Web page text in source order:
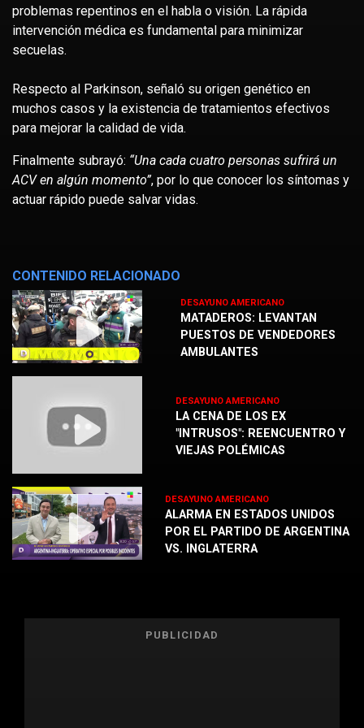
problemas repentinos en el habla o visión. La rápida
intervención médica es fundamental para minimizar
secuelas.
Respecto al Parkinson, señaló su origen genético en
muchos casos y la existencia de tratamientos efectivos
para mejorar la calidad de vida.
Finalmente subrayó: “Una cada cuatro personas sufrirá un
ACV en algún momento”, por lo que conocer los síntomas y
actuar rápido puede salvar vidas.
CONTENIDO RELACIONADO
DESAYUNO AMERICANO
MATADEROS: LEVANTAN
PUESTOS DE VENDEDORES
AMBULANTES
DESAYUNO AMERICANO
LA CENA DE LOS EX
"INTRUSOS": REENCUENTRO Y
VIEJAS POLÉMICAS
DESAYUNO AMERICANO
ALARMA EN ESTADOS UNIDOS
POR EL PARTIDO DE ARGENTINA
VS. INGLATERRA
PUBLICIDAD